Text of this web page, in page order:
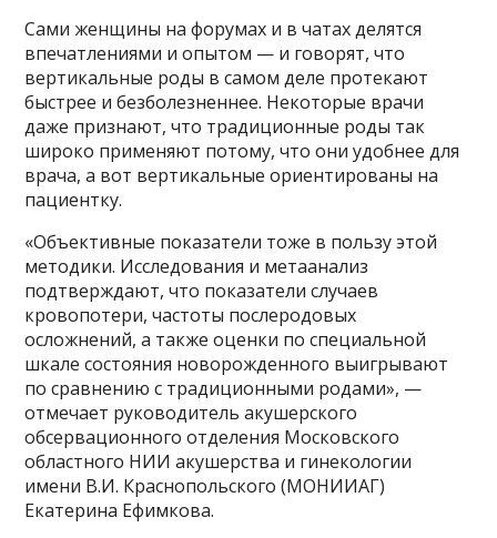
Сами женщины на форумах и в чатах делятся
впечатлениями и опытом — и говорят, что
вертикальные роды в самом деле протекают
быстрее и безболезненнее. Некоторые врачи
даже признают, что традиционные роды так
широко применяют потому, что они удобнее для
врача, а вот вертикальные ориентированы на
пациентку.
«Объективные показатели тоже в пользу этой
методики. Исследования и метаанализ
подтверждают, что показатели случаев
кровопотери, частоты послеродовых
осложнений, а также оценки по специальной
шкале состояния новорожденного выигрывают
по сравнению с традиционными родами», —
отмечает руководитель акушерского
обсервационного отделения Московского
областного НИИ акушерства и гинекологии
имени В.И. Краснопольского (МОНИИАГ)
Екатерина Ефимкова.